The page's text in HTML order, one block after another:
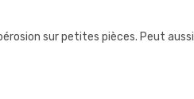
sur petites pièces. Peut